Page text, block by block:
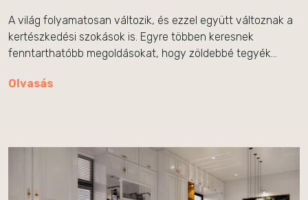
A világ folyamatosan változik, és ezzel együtt változnak a
kertészkedési szokások is. Egyre többen keresnek
fenntarthatóbb megoldásokat, hogy zöldebbé tegyék…
Olvasás